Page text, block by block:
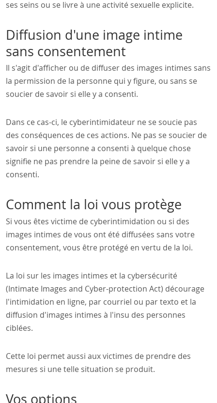
ses seins ou se livre à une activité sexuelle explicite.
Diffusion d'une image intime
sans consentement
Il s'agit d'afficher ou de diffuser des images intimes sans
la permission de la personne qui y figure, ou sans se
soucier de savoir si elle y a consenti.
Dans ce cas-ci, le cyberintimidateur ne se soucie pas
des conséquences de ces actions. Ne pas se soucier de
savoir si une personne a consenti à quelque chose
signifie ne pas prendre la peine de savoir si elle y a
consenti.
Comment la loi vous protège
Si vous êtes victime de cyberintimidation ou si des
images intimes de vous ont été diffusées sans votre
consentement, vous être protégé en vertu de la loi.
La loi sur les images intimes et la cybersécurité
(Intimate Images and Cyber-protection Act) décourage
l'intimidation en ligne, par courriel ou par texto et la
diffusion d'images intimes à l'insu des personnes
ciblées.
Cette loi permet aussi aux victimes de prendre des
mesures si une telle situation se produit.
Vos options